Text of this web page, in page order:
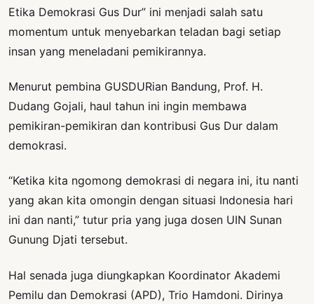
Etika Demokrasi Gus Dur” ini menjadi salah satu
momentum untuk menyebarkan teladan bagi setiap
insan yang meneladani pemikirannya.
Menurut pembina GUSDURian Bandung, Prof. H.
Dudang Gojali, haul tahun ini ingin membawa
pemikiran-pemikiran dan kontribusi Gus Dur dalam
demokrasi.
“Ketika kita ngomong demokrasi di negara ini, itu nanti
yang akan kita omongin dengan situasi Indonesia hari
ini dan nanti,” tutur pria yang juga dosen UIN Sunan
Gunung Djati tersebut.
Hal senada juga diungkapkan Koordinator Akademi
Pemilu dan Demokrasi (APD), Trio Hamdoni. Dirinya